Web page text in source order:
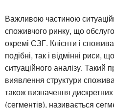
Важливою частиною
споживчого ринку, що
окремі СЗГ. Клієнти і
подібні, так і відмінні риси,
ситуаційного аналізу.
виявлення структури
також визначення
(сегментів), називається